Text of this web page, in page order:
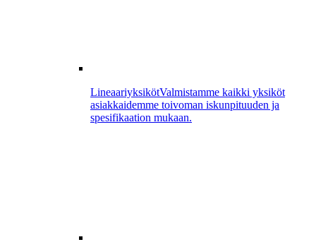
LineaariyksikötValmistamme kaikki yksiköt
asiakkaidemme toivoman iskunpituuden ja
spesifikaation mukaan.